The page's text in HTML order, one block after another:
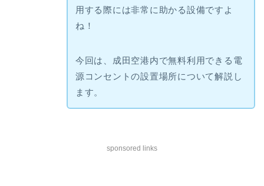
用する際には非常に助かる設備ですよ
ね！
今回は、成田空港内で無料利用できる電
源コンセントの設置場所について解説し
ます。
sponsored links